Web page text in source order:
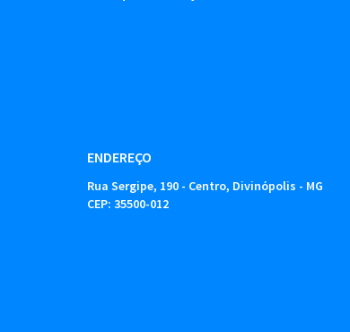
ENDEREÇO
Rua Sergipe, 190 - Centro, Divinópolis - MG
CEP: 35500-012